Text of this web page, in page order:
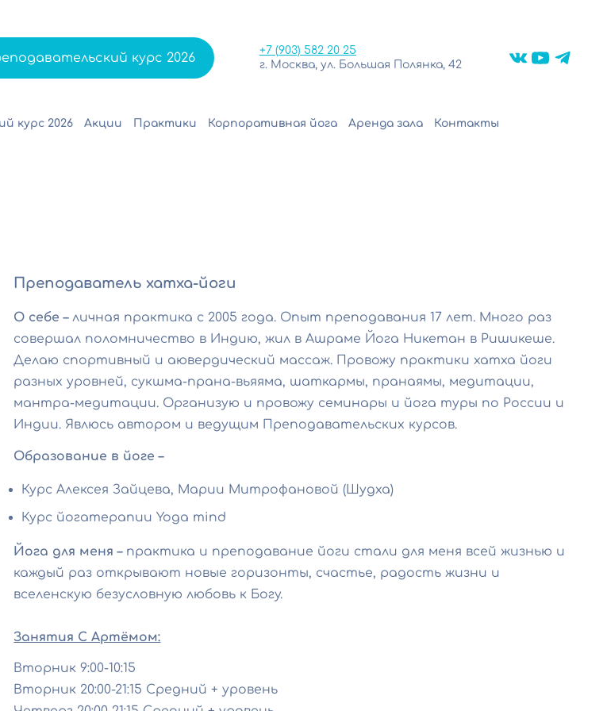
курс 2026
+7 (903) 582 20 25
г. Москва, ул. Большая Полянка, 42
курс 2026 Акции Практики Корпоративная йога Аренда зала Контакты
Преподаватель хатха-йоги
О себе –личная практика с 2005 года. Опыт преподавания 17 лет. Много раз
совершал поломничество в Индию, жил в Ашраме Йога Никетан в Ришикеше.
Делаю спортивный и аювердический массаж. Провожу практики хатха йоги
разных уровней, сукшма-прана-вьяяма, шаткармы, пранаямы, медитации,
мантра-медитации. Организую и провожу семинары и йога туры по России и
Индии. Явлюсь автором и ведущим Преподавательских курсов.
Образование в йоге –
Курс Алексея Зайцева, Марии Митрофановой (Шудха)
Курс йогатерапии Yoga mind
Йога для меня – практика и преподавание йоги стали для меня всей жизнью и
каждый раз открывают новые горизонты, счастье, радость жизни и
вселенскую безусловную любовь к Богу.
Занятия С Артёмом:
Вторник 9:00-10:15
Вторник 20:00-21:15 Средний + уровень